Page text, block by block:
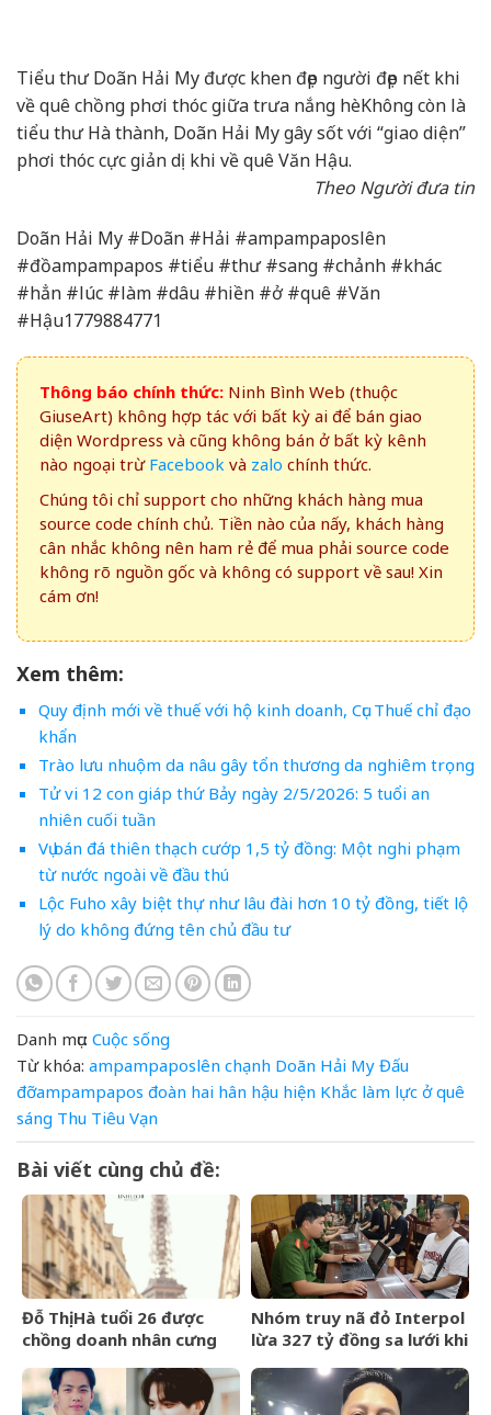
Tiểu thư Doãn Hải My được khen đẹp người đẹp nết khi
về quê chồng phơi thóc giữa trưa nắng hèKhông còn là
tiểu thư Hà thành, Doãn Hải My gây sốt với “giao diện”
phơi thóc cực giản dị khi về quê Văn Hậu.
Theo Người đưa tin
Doãn Hải My #Doãn #Hải #ampampaposlên
#đồampampapos #tiểu #thư #sang #chảnh #khác
#hẳn #lúc #làm #dâu #hiền #ở #quê #Văn
#Hậu1779884771
Thông báo chính thức: Ninh Bình Web (thuộc
GiuseArt) không hợp tác với bất kỳ ai để bán giao
diện Wordpress và cũng không bán ở bất kỳ kênh
nào ngoại trừ Facebook và zalo chính thức.
Chúng tôi chỉ support cho những khách hàng mua
source code chính chủ. Tiền nào của nấy, khách hàng
cân nhắc không nên ham rẻ để mua phải source code
không rõ nguồn gốc và không có support về sau! Xin
cám ơn!
Xem thêm:
Quy định mới về thuế với hộ kinh doanh, Cục Thuế chỉ đạo
khẩn
Trào lưu nhuộm da nâu gây tổn thương da nghiêm trọng
Tử vi 12 con giáp thứ Bảy ngày 2/5/2026: 5 tuổi an
nhiên cuối tuần
Vụ bán đá thiên thạch cướp 1,5 tỷ đồng: Một nghi phạm
từ nước ngoài về đầu thú
Lộc Fuho xây biệt thự như lâu đài hơn 10 tỷ đồng, tiết lộ
lý do không đứng tên chủ đầu tư
Danh mục: Cuộc sống
Từ khóa: ampampaposlên chạnh Doãn Hải My Đấu
đỡampampapos đoàn hai hân hậu hiện Khắc làm lực ở quê
sáng Thu Tiêu Vạn
Bài viết cùng chủ đề:
Đỗ Thị Hà tuổi 26 được
chồng doanh nhân cưng
rạng rỡ
Nhóm truy nã đỏ Interpol
lừa 327 tỷ đồng sa lưới khi